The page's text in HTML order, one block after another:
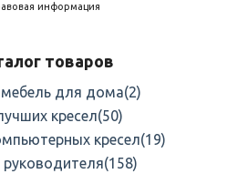
информация
товаров
для дома(2)
кресел(50)
кресел(19)
руководителя(158)